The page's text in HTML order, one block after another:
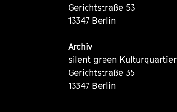
Gerichtstraße 53
13347 Berlin
Archiv
silent green Kulturquartier
Gerichtstraße 35
13347 Berlin